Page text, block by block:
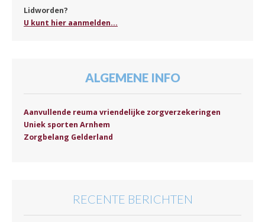
Lidworden?
U kunt hier aanmelden...
ALGEMENE INFO
Aanvullende reuma vriendelijke zorgverzekeringen
Uniek sporten Arnhem
Zorgbelang Gelderland
RECENTE BERICHTEN